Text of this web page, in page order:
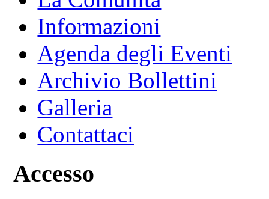
Informazioni
Agenda degli Eventi
Archivio Bollettini
Galleria
Contattaci
Accesso